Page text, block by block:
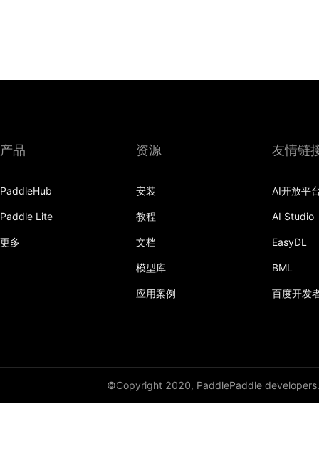
产品
PaddleHub
Paddle Lite
更多
资源
安装
教程
文档
模型库
应用案例
友情链
AI开放平
AI Studio
EasyDL
BML
百度开发
©Copyright 2020, PaddlePaddle developers.